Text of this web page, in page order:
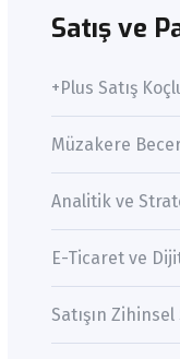
Satış ve
+Plus Satış
Müzakere
Analitik ve
E-Ticaret ve
Satışın